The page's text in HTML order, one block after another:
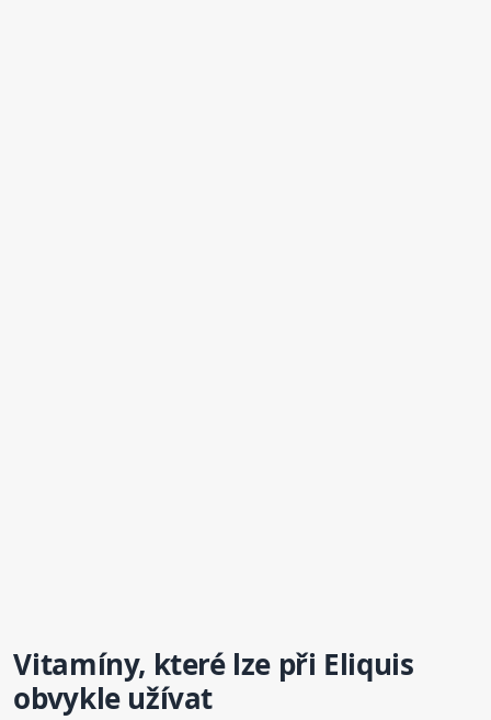
Vitamíny, které lze při Eliquis
obvykle užívat